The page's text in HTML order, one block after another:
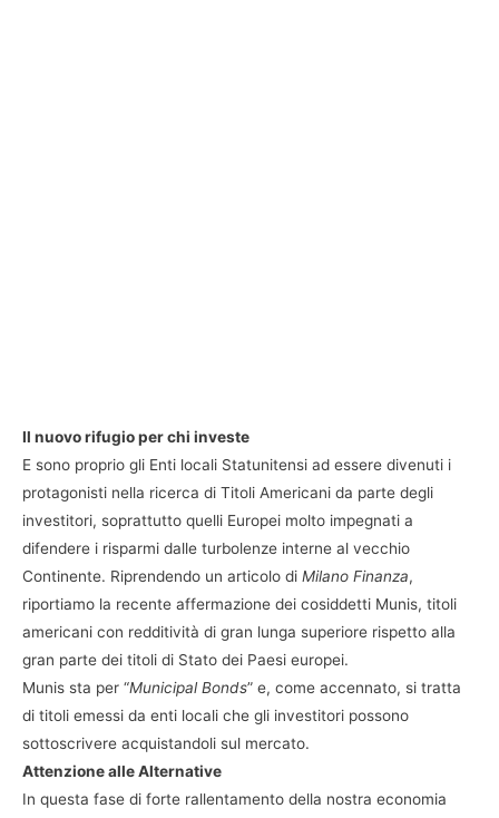
Il nuovo rifugio per chi investe
E sono proprio gli Enti locali Statunitensi ad essere divenuti i
protagonisti nella ricerca di Titoli Americani da parte degli
investitori, soprattutto quelli Europei molto impegnati a
difendere i risparmi dalle turbolenze interne al vecchio
Continente. Riprendendo un articolo di Milano Finanza,
riportiamo la recente affermazione dei cosiddetti Munis, titoli
americani con redditività di gran lunga superiore rispetto alla
gran parte dei titoli di Stato dei Paesi europei.
Munis sta per “Municipal Bonds” e, come accennato, si tratta
di titoli emessi da enti locali che gli investitori possono
sottoscrivere acquistandoli sul mercato.
Attenzione alle Alternative
In questa fase di forte rallentamento della nostra economia